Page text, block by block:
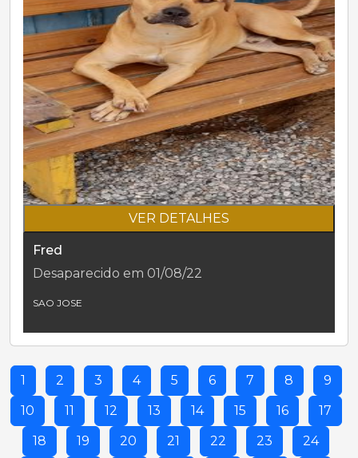
VER DETALHES
Fred
Desaparecido em 01/08/22
SAO JOSE
1 2 3 4 5 6 7 8
9
10
11 12 13 14 15 16
17
18
19 20 21 22 23
24